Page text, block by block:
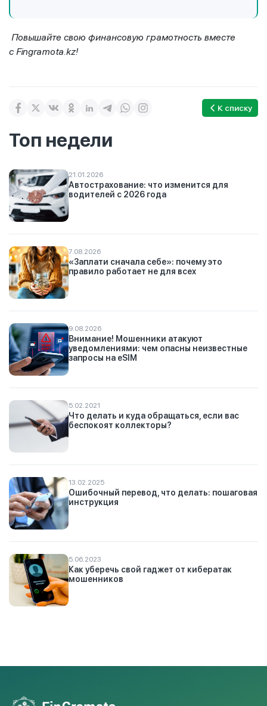
Повышайте свою финансовую грамотность вместе
с Fingramota.kz!
К списку
Топ недели
21.01.2026
Автострахование: что изменится для
водителей с 2026 года
7.08.2026
«Заплати сначала себе»: почему это
правило работает не для всех
9.08.2026
Внимание! Мошенники атакуют
уведомлениями: чем опасны неизвестные
запросы на eSIM
5.02.2021
Что делать и куда обращаться, если вас
беспокоят коллекторы?
13.02.2025
Ошибочный перевод, что делать: пошаговая
инструкция
5.06.2023
Как уберечь свой гаджет от кибератак
мошенников